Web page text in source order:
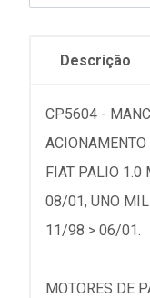
Descrição
CP5604 -
ACIONAMENTO
FIAT PALIO
08/01, UNO
11/98 > 06/01.
MOTORES DE